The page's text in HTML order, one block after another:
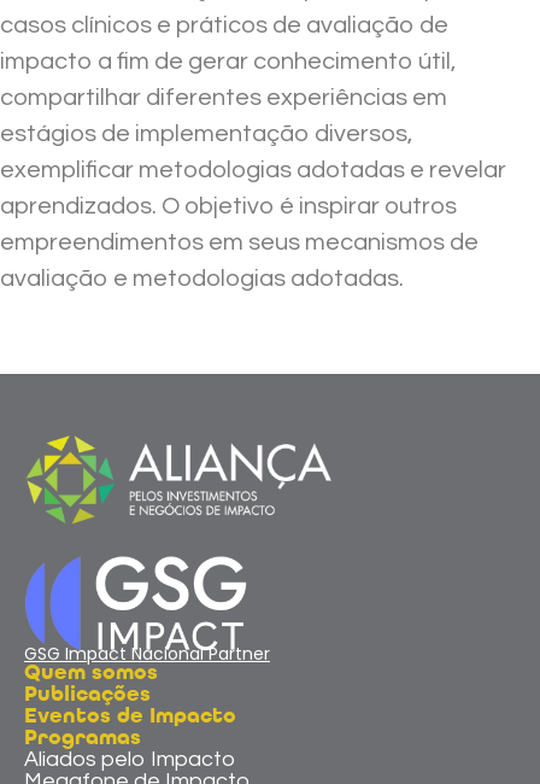
casos clínicos e práticos de avaliação de
impacto a fim de gerar conhecimento útil,
compartilhar diferentes experiências em
estágios de implementação diversos,
exemplificar metodologias adotadas e revelar
aprendizados. O objetivo é inspirar outros
empreendimentos em seus mecanismos de
avaliação e metodologias adotadas.
GSG Impact Nacional Partner
Quem somos
Publicações
Eventos de Impacto
Programas
Aliados pelo Impacto